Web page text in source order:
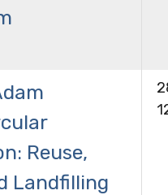
Reuse,
Landfilling